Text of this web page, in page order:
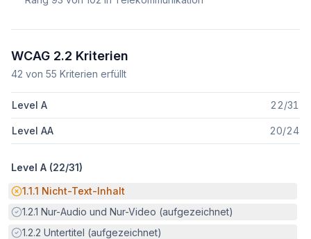
WCAG 2.2 Kriterien
42 von 55 Kriterien erfüllt
Level A 22/31
Level AA 20/24
Level A (22/31)
Potenzielle Barriere:
1.1.1 Nicht-Text-Inhalt
Erfüllt:
1.2.1 Nur-Audio und Nur-Video (aufgezeichnet)
Erfüllt:
1.2.2 Untertitel (aufgezeichnet)